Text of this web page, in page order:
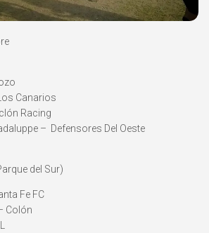
Canarios
Racing
– Defensores Del Oeste
del Sur)
Fe FC
Colón